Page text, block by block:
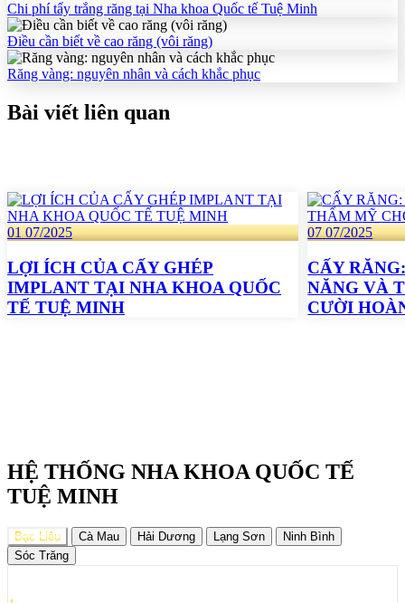
Chi phí tẩy trắng răng tại Nha khoa Quốc tế Tuệ Minh
Điều cần biết về cao răng (vôi răng)
Răng vàng: nguyên nhân và cách khắc phục
Bài viết liên quan
01 07/2025
LỢI ÍCH CỦA CẤY GHÉP
IMPLANT TẠI NHA KHOA QUỐC
TẾ TUỆ MINH
07 07/2025
CẤY
NĂNG VÀ
CƯỜI
HỆ THỐNG NHA KHOA QUỐC TẾ
TUỆ MINH
Bạc Liêu Cà Mau Hải Dương Lạng Sơn
Ninh Bình
Sóc Trăng